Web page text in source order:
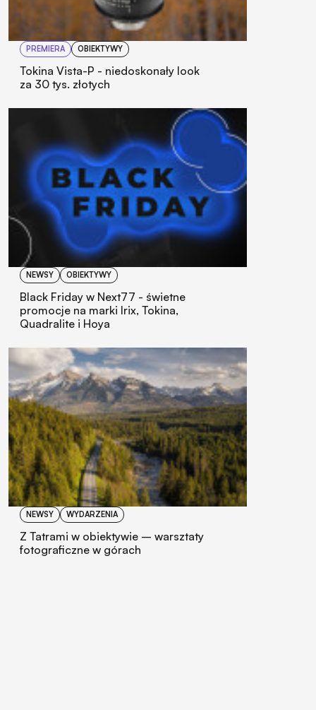
PREMIERA OBIEKTYWY
Tokina Vista-P - niedoskonały look
za 30 tys. złotych
NEWSY OBIEKTYWY
Black Friday w Next77 - świetne
promocje na marki Irix, Tokina,
Quadralite i Hoya
NEWSY WYDARZENIA
Z Tatrami w obiektywie – warsztaty
fotograficzne w górach